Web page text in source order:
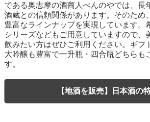
である奥志摩の酒商人べんのやでは、長
酒蔵との信頼関係があります。そのため
豊富なラインナップを実現しています。
シリーズなどもご用意していますので、
飲みたい方はぜひご利用ください。ギフ
大吟醸も豊富で一升瓶・四合瓶どちらも
す。
【地酒を販売】日本酒の